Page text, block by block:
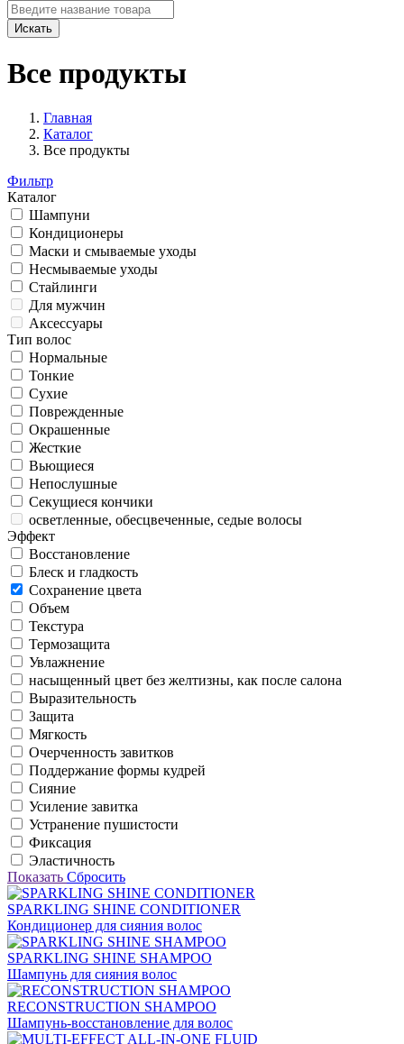
Искать
Все продукты
Главная
Каталог
Все продукты
Фильтр
Каталог
Шампуни
Кондиционеры
Маски и смываемые уходы
Несмываемые уходы
Стайлинги
Для мужчин
Аксессуары
Тип волос
Нормальные
Тонкие
Сухие
Поврежденные
Окрашенные
Жесткие
Вьющиеся
Непослушные
Секущиеся кончики
осветленные, обесцвеченные, седые волосы
Эффект
Восстановление
Блеск и гладкость
Сохранение цвета
Объем
Текстура
Термозащита
Увлажнение
насыщенный цвет без желтизны, как после салона
Выразительность
Защита
Мягкость
Очерченность завитков
Поддержание формы кудрей
Сияние
Усиление завитка
Устранение пушистости
Фиксация
Эластичность
Показать Сбросить
SPARKLING SHINE CONDITIONER
Кондиционер для сияния волос
SPARKLING SHINE SHAMPOO
Шампунь для сияния волос
RECONSTRUCTION SHAMPOO
Шампунь-восстановление для волос